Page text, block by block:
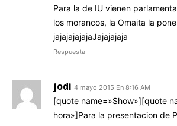
Para la de IU vienen
los morancos, la Omaita la
jajajajajajaJajajajaja
Respuesta
jodi 4 mayo 2015 En 8:16 AM
[quote name=»Show»][quote
hora»]Para la presentacion de